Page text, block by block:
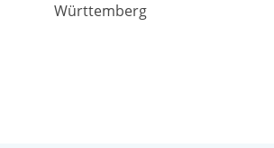
Württemberg